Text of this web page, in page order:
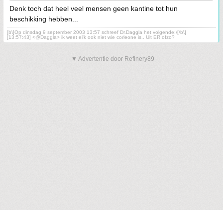
Denk toch dat heel veel mensen geen kantine tot hun
beschikking hebben...
[b\]Op dinsdag 9 september 2003 13:57 schreef Dr.Daggla het volgende:\[/b\]
[13:57:43] <@Daggla> ik weet ei'k ook niet wie corleone is.. Uit ER ofzo?
▼ Advertentie door Refinery89